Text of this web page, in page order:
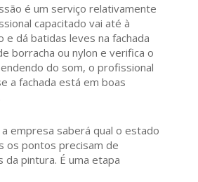
é um serviço relativamente
capacitado vai até à
e dá batidas leves na fachada
borracha ou nylon e verifica o
do som, o profissional
a fachada está em boas
empresa saberá qual o estado
os pontos precisam de
pintura. É uma etapa